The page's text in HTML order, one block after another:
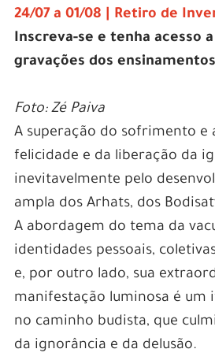
24/07 a 01/08 | Retiro de
Inscreva-se e tenha acesso
gravações dos
Foto: Zé Paiva
A superação do sofrimento e
felicidade e da liberação da
inevitavelmente pelo
ampla dos Arhats, dos
A abordagem do tema da
identidades pessoais,
e, por outro lado, sua
manifestação luminosa é
no caminho budista, que
da ignorância e da delusão.